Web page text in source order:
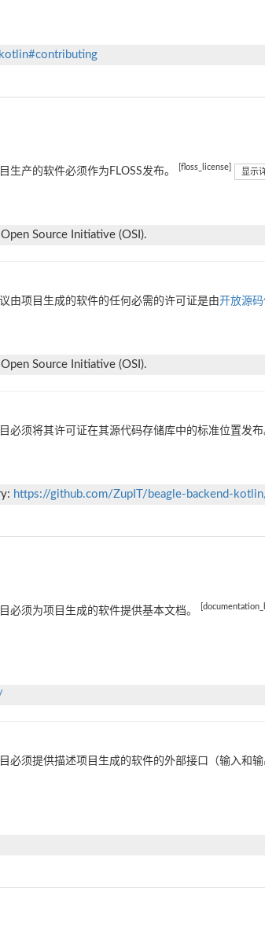
生产的软件必须作为FLOSS发布。 [floss_license] 显示
Source Initiative (OSI).
由项目生成的软件的任何必需的许可证是由开放源码
Source Initiative (OSI).
必须将其许可证在其源代码存储库中的标准位置发
https://github.com/ZupIT/beagle-backend-
必须为项目生成的软件提供基本文档。
必须提供描述项目生成的软件的外部接口（输入和